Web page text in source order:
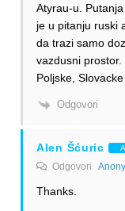
Atyrau-u.
je u pitanju ruski
da trazi samo
vazdusni
Poljske,
Odgovori
Alen Šćuric
Odgovori
Thanks.